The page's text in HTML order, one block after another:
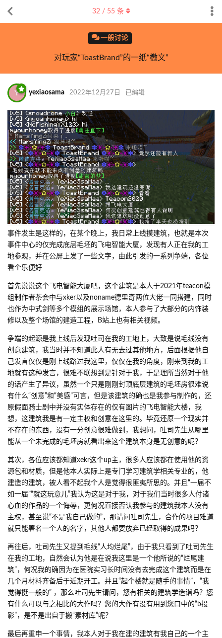
一般讨论
对玩家“ToastBrand”的一纸“檄文”
32/ 55条
Y yexiaosama 2022年12月27日 已编辑
事件发生是这样的，在某个晚上，我日常上线摸建筑，也就是本次
事件中心的仅完成底层毛坯的飞电智能大厦，发现有人正在我的工
地参观，并在公屏上发了一些文字，由此引发的一系列争端，各位
看个乐便好
首先说说这个飞电智能大厦吧，这个建筑是本人于2021年teacon模
组制作者茶会中与xker以及noname德里奇两位大佬一同搭建，同时
也作为中式剑等多个模组的展示场馆，本人参与了大部分的内饰装
修以及整个场馆的建造工程，B站上也有相关视频。
争端的起源是我上线后发现吐司在我的工地上，大致是说毛线没有
创意建筑，我当时并不知道此人有无去过其他地方，后面根据他自
己发言仅仅是刚上线路过我这里，仅仅在我的角度，刚来到我的工
地就有这种发言，很难不联想到是针对于我，于是理所当然对于他
的话产生了异议，虽然一个只是刚刚封顶底层建筑的毛坯房很难说
有什么“创意”和“美感”可言，但是该建筑的确也是我参与制作的，还
原假面骑士剧中并没有实体存在的仅有图片的飞电智能大楼，我
想，这建筑我是有一定主权和创意在这里的。毕竟还原一个现实并
不存在的东西，没有一分创意很难做到，我想问，吐司先生从哪里
能从一个未完成的毛坯房就看出来这个建筑本身是无创意的呢？
其次，各位应该都知道xekr这个up主，很多人应该都在使用他的资
源包和材质，但是他本人实际上是专门学习建筑学相关专业的，他
建造的建筑，被人看不起我个人是觉得很匪夷所思的。并且“一届不
如一届”“就这玩意儿”我认为这是对于我，对于我们当时很多人付诸
心血的作品的一个侮辱，更何况直接否认我参与的建筑我本人没有
主权，甚至说“不是我自己做的”，那请问吐司先生，合作的项目难道
就只能署名一个人的名字，其他人都要放弃已经取得的成果吗？
再往后，吐司先生又提到毛线“人均烂尾”，由于我只看到了吐司先生
在我的工地，自然会认为他是在说我这里是一个他所说的“烂尾建
筑”，何况我的确因为在医院实习长时间没有去完成这个建筑而是在
几个月材料齐备后于近期开工。并且“起个楼就是随手的事情”，“我
觉得挺一般的” ，那么吐司先生请问，您有相关的建筑学造诣吗？您
有什么可以与之相比的大作吗？您的大作有没有用到您口中的“b投
影”，是不是出自于搬“素材库”呢？
最后再重申一个事情，我本人对于我在建的建筑有我自己的一个主